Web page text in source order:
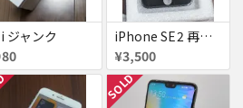
ジャンク
iPhone SE2 再生液晶パネル 黒
¥3,500
SOLD